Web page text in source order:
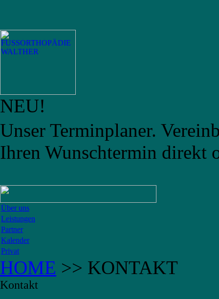
NEU!
Unser Terminplaner.
Ihren Wunschtermin direkt
Über uns
Leistungen
Partner
Kalender
Privat
HOME >> KONTAKT
Kontakt